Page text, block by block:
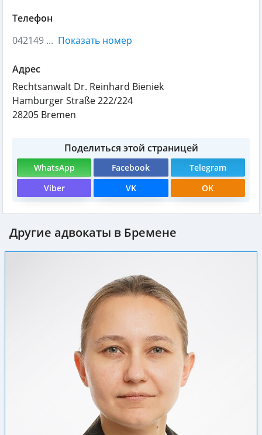
Телефон
042149 ... Показать номер
Адрес
Rechtsanwalt Dr. Reinhard Bieniek
Hamburger Straße 222/224
28205 Bremen
Поделиться этой страницей
WhatsApp Facebook
Telegram
Viber
VK OK
Другие адвокаты в Бремене